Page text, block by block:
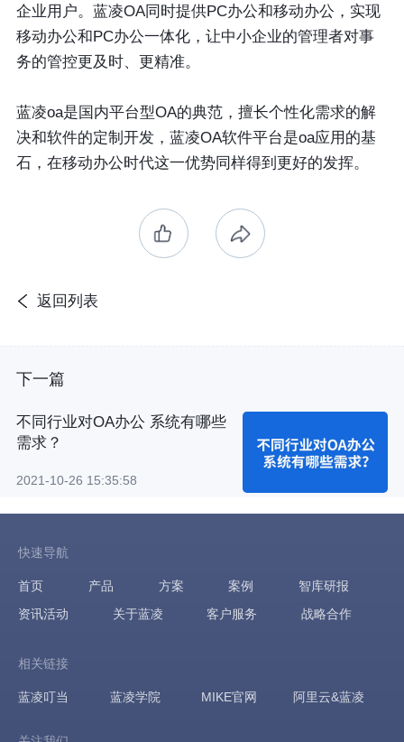
企业用户。蓝凌OA同时提供PC办公和移动办公，实现
移动办公和PC办公一体化，让中小企业的管理者对事
务的管控更及时、更精准。
蓝凌oa是国内平台型OA的典范，擅长个性化需求的解
决和软件的定制开发，蓝凌OA软件平台是oa应用的基
石，在移动办公时代这一优势同样得到更好的发挥。
返回列表
下一篇
不同行业对OA办公 系统有哪些
需求？
2021-10-26 15:35:58
快速导航
首页 产品 方案 案例
智库研报
资讯活动
关于蓝凌 客户服务 战略合作
相关链接
蓝凌叮当 蓝凌学院 MIKE官网 阿里云&蓝凌